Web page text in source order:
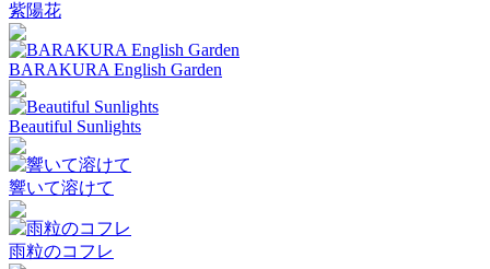
紫陽花
BARAKURA English Garden
Beautiful Sunlights
響いて溶けて
雨粒のコフレ